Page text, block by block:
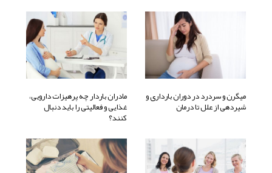
میگرن و سردرد در دوران بارداری و
شیردهی از علل تا درمان
مادران باردار چه پرهیزات دارویی،
غذایی و فعالیتی را باید دنبال
کنند؟